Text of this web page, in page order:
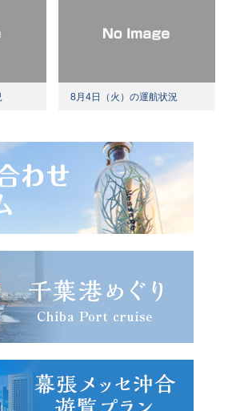
8月4日（火）の運航状況